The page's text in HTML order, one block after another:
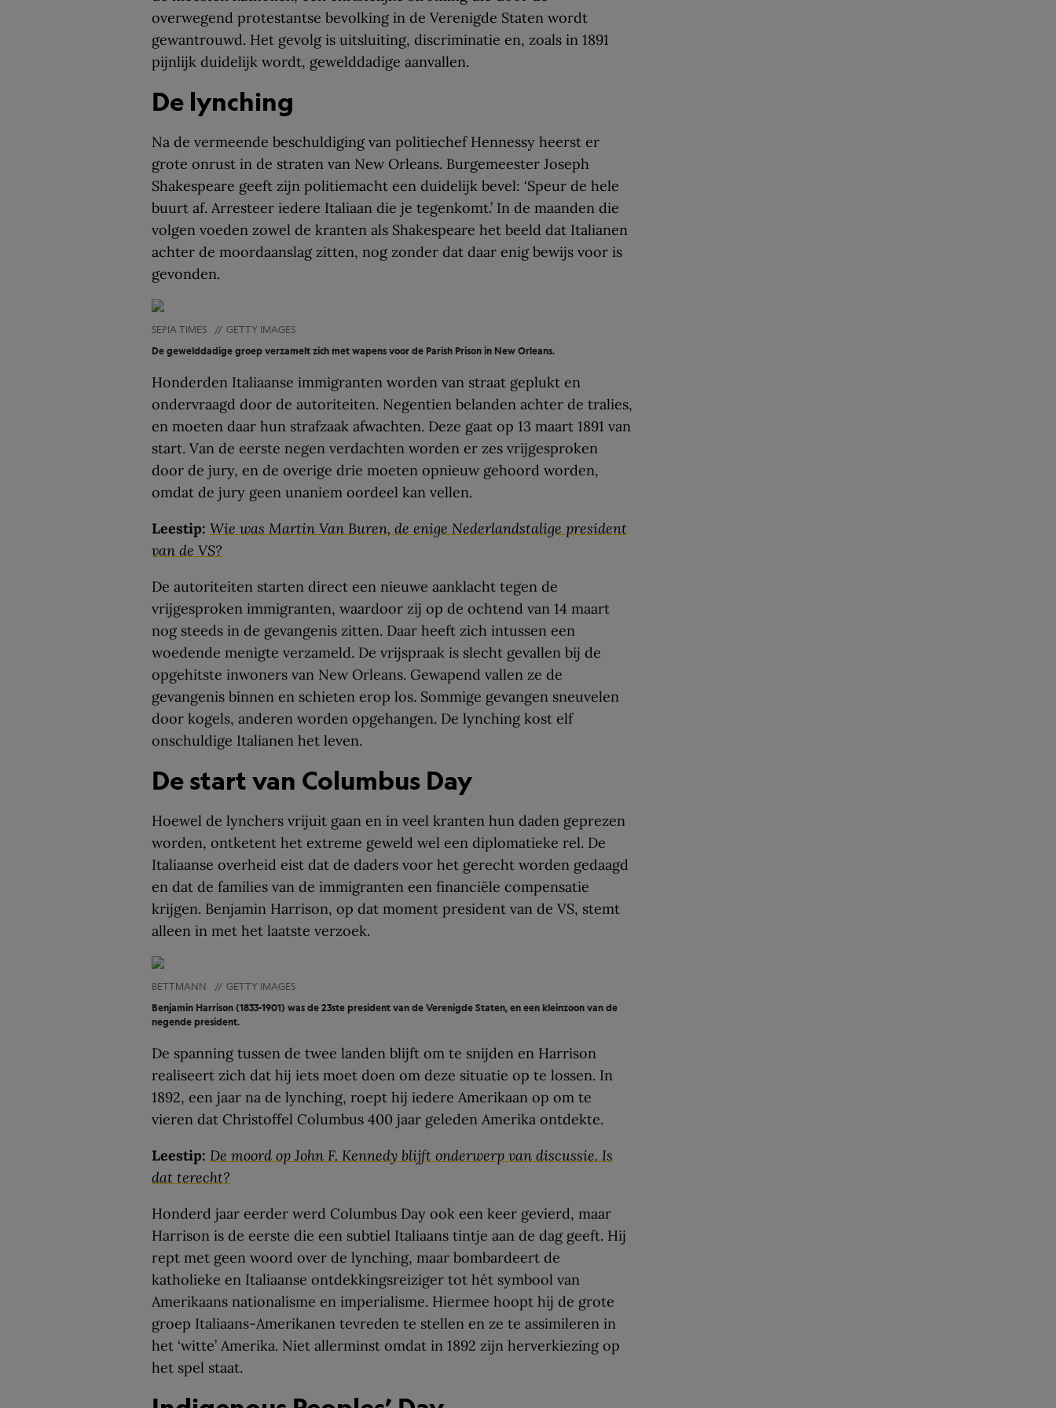
overwegend protestantse bevolking in de Verenigde Staten wordt
gewantrouwd. Het gevolg is uitsluiting, discriminatie en, zoals in 1891
pijnlijk duidelijk wordt, gewelddadige aanvallen.
De lynching
Na de vermeende beschuldiging van politiechef Hennessy heerst er
grote onrust in de straten van New Orleans. Burgemeester Joseph
Shakespeare geeft zijn politiemacht een duidelijk bevel: ‘Speur de hele
buurt af. Arresteer iedere Italiaan die je tegenkomt.’ In de maanden die
volgen voeden zowel de kranten als Shakespeare het beeld dat Italianen
achter de moordaanslag zitten, nog zonder dat daar enig bewijs voor is
gevonden.
SEPIA TIMES // GETTY IMAGES
De gewelddadige groep verzamelt zich met wapens voor de Parish Prison in New Orleans.
Honderden Italiaanse immigranten worden van straat geplukt en
ondervraagd door de autoriteiten. Negentien belanden achter de tralies,
en moeten daar hun strafzaak afwachten. Deze gaat op 13 maart 1891 van
start. Van de eerste negen verdachten worden er zes vrijgesproken
door de jury, en de overige drie moeten opnieuw gehoord worden,
omdat de jury geen unaniem oordeel kan vellen.
Leestip: Wie was Martin Van Buren, de enige Nederlandstalige president
van de VS?
De autoriteiten starten direct een nieuwe aanklacht tegen de
vrijgesproken immigranten, waardoor zij op de ochtend van 14 maart
nog steeds in de gevangenis zitten. Daar heeft zich intussen een
woedende menigte verzameld. De vrijspraak is slecht gevallen bij de
opgehitste inwoners van New Orleans. Gewapend vallen ze de
gevangenis binnen en schieten erop los. Sommige gevangen sneuvelen
door kogels, anderen worden opgehangen. De lynching kost elf
onschuldige Italianen het leven.
De start van Columbus Day
Hoewel de lynchers vrijuit gaan en in veel kranten hun daden geprezen
worden, ontketent het extreme geweld wel een diplomatieke rel. De
Italiaanse overheid eist dat de daders voor het gerecht worden gedaagd
en dat de families van de immigranten een financiële compensatie
krijgen. Benjamin Harrison, op dat moment president van de VS, stemt
alleen in met het laatste verzoek.
BETTMANN // GETTY IMAGES
Benjamin Harrison (1833-1901) was de 23ste president van de Verenigde Staten, en een kleinzoon van de
negende president.
De spanning tussen de twee landen blijft om te snijden en Harrison
realiseert zich dat hij iets moet doen om deze situatie op te lossen. In
1892, een jaar na de lynching, roept hij iedere Amerikaan op om te
vieren dat Christoffel Columbus 400 jaar geleden Amerika ontdekte.
Leestip: De moord op John F. Kennedy blijft onderwerp van discussie. Is
dat terecht?
Honderd jaar eerder werd Columbus Day ook een keer gevierd, maar
Harrison is de eerste die een subtiel Italiaans tintje aan de dag geeft. Hij
rept met geen woord over de lynching, maar bombardeert de
katholieke en Italiaanse ontdekkingsreiziger tot hét symbool van
Amerikaans nationalisme en imperialisme. Hiermee hoopt hij de grote
groep Italiaans-Amerikanen tevreden te stellen en ze te assimileren in
het ‘witte’ Amerika. Niet allerminst omdat in 1892 zijn herverkiezing op
het spel staat.